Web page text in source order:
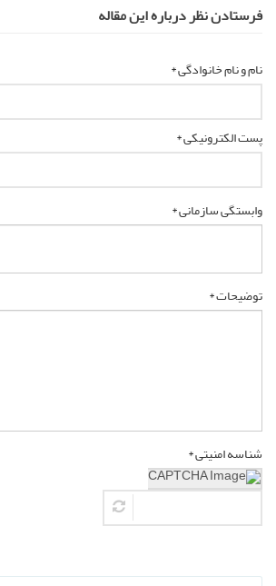
فرستادن نظر درباره این مقاله
نام و نام خانوادگی *
پست الکترونیکی *
وابستگی سازمانی *
توضیحات *
شناسه امنیتی *